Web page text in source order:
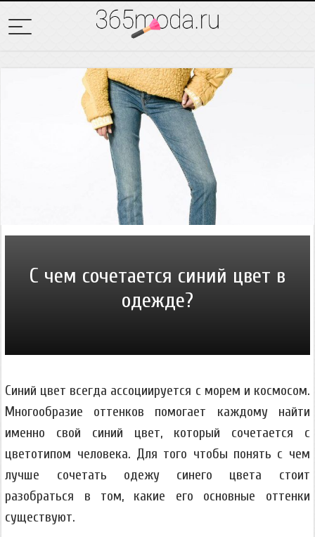
С чем сочетается синий цвет в
одежде?
Синий цвет всегда ассоциируется с морем и космосом.
Многообразие оттенков помогает каждому найти
именно свой синий цвет, который сочетается с
цветотипом человека. Для того чтобы понять с чем
лучше сочетать одежу синего цвета стоит
разобраться в том, какие его основные оттенки
существуют.